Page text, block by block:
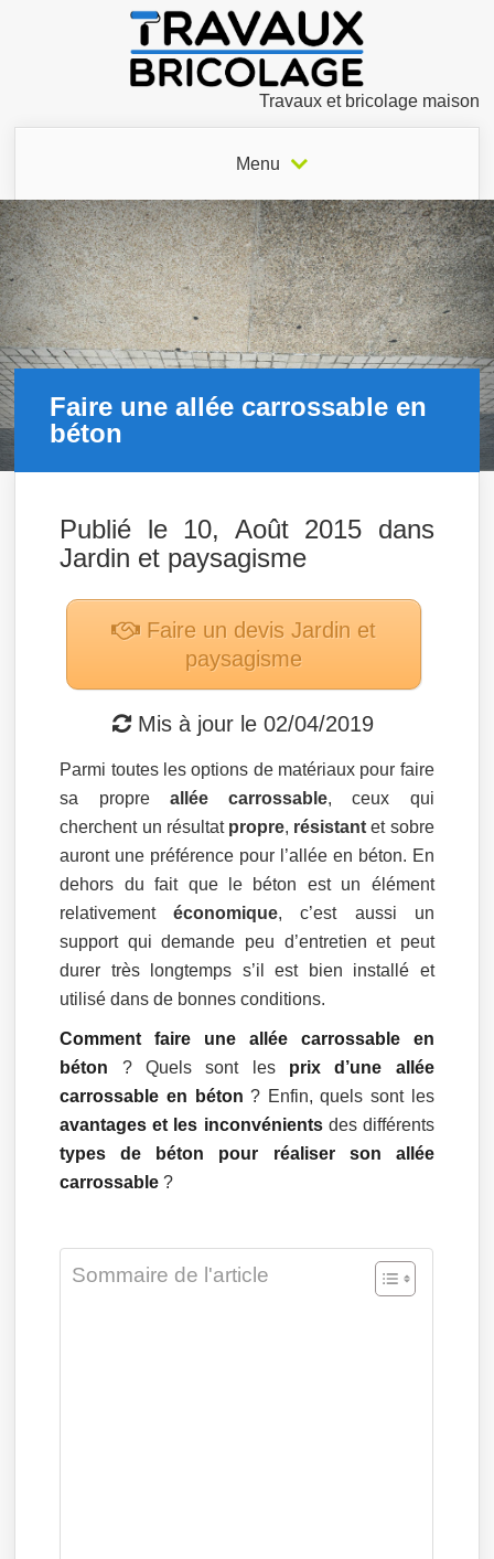
Travaux et bricolage maison
Menu
Faire une allée carrossable en
béton
Publié le 10, Août 2015 dans
Jardin et paysagisme
Faire un devis Jardin et
paysagisme
Mis à jour le02/04/2019
Parmi toutes les options de matériaux pour faire
sa propre allée carrossable, ceux qui
cherchent un résultat propre, résistant et sobre
auront une préférence pour l’allée en béton. En
dehors du fait que le béton est un élément
relativementéconomique, c’est aussi un
support qui demande peu d’entretien et peut
durer très longtemps s’il est bien installé et
utilisé dans de bonnes conditions.
Comment faire une allée carrossable en
béton ? Quels sont les prix d’une allée
carrossable en béton ? Enfin, quels sont les
avantages et les inconvénientsdes différents
types de béton pour réaliser son allée
carrossable ?
Sommaire de l'article